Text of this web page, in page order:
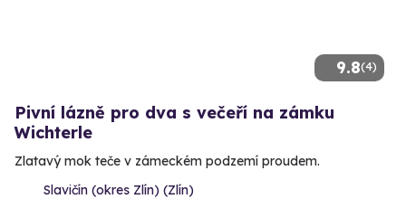
9.8(4)
Pivní lázně pro dva s večeří na zámku
Wichterle
Zlatavý mok teče v zámeckém podzemí proudem.
Slavičín (okres Zlín) (Zlín)